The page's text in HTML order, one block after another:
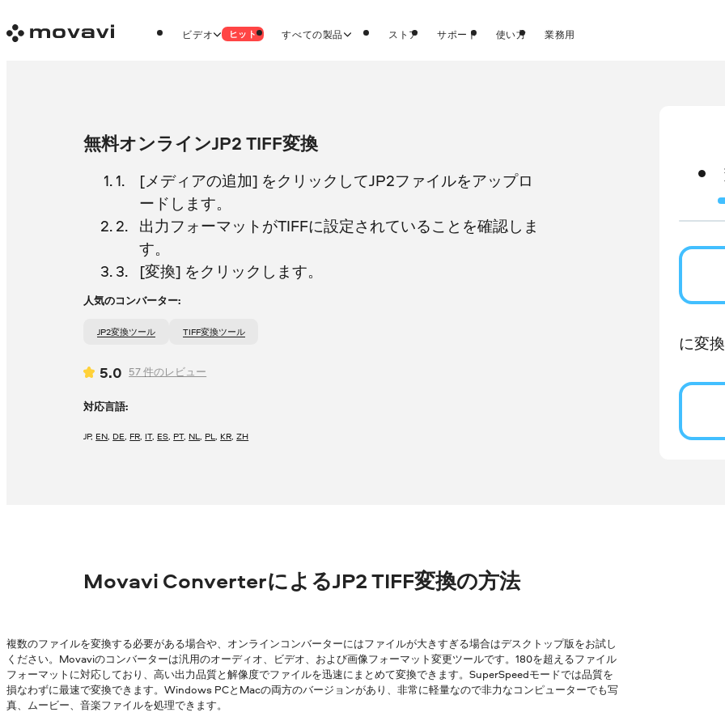
ビデオ ヒット すべての製品 ストア サポート 使い方 業務用
無料オンラインJP2 TIFF変換
[メディアの追加] をクリックしてJP2ファイルをアップロ
ードします。
出力フォーマットがTIFFに設定されていることを確認しま
す。
[変換] をクリックします。
人気のコンバーター:
JP2変換ツール TIFF変換ツール
5.0 57件のレビュー
対応言語:
JP, EN, DE, FR, IT, ES, PT, NL, PL, KR,ZH
に変換
Movavi ConverterによるJP2 TIFF変換の方法
複数のファイルを変換する必要がある場合や、オンラインコンバーターにはファイルが大きすぎる場合はデスクトップ版をお試し
ください。Movaviのコンバーターは汎用のオーディオ、ビデオ、および画像フォーマット変更ツールです。180を超えるファイル
フォーマットに対応しており、高い出力品質と解像度でファイルを迅速にまとめて変換できます。SuperSpeedモードでは品質を
損なわずに最速で変換できます。Windows PCとMacの両方のバージョンがあり、非常に軽量なので非力なコンピューターでも写
真、ムービー、音楽ファイルを処理できます。